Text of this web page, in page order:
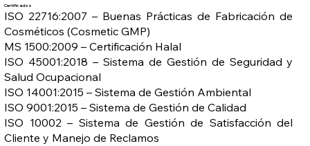
Certificados
ISO 22716:2007 – Buenas Prácticas de Fabricación de
Cosméticos (Cosmetic GMP)
MS 1500:2009 – Certificación Halal
ISO 45001:2018 – Sistema de Gestión de Seguridad y
Salud Ocupacional
ISO 14001:2015 – Sistema de Gestión Ambiental
ISO 9001:2015 – Sistema de Gestión de Calidad
ISO 10002 – Sistema de Gestión de Satisfacción del
Cliente y Manejo de Reclamos